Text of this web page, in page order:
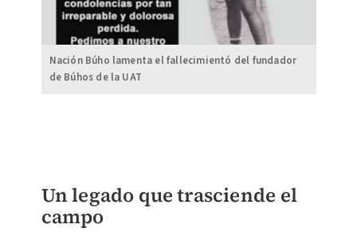
Nación Búho lamenta el fallecimientó del fundador
de Búhos de la UAT
Un legado que trasciende el
campo